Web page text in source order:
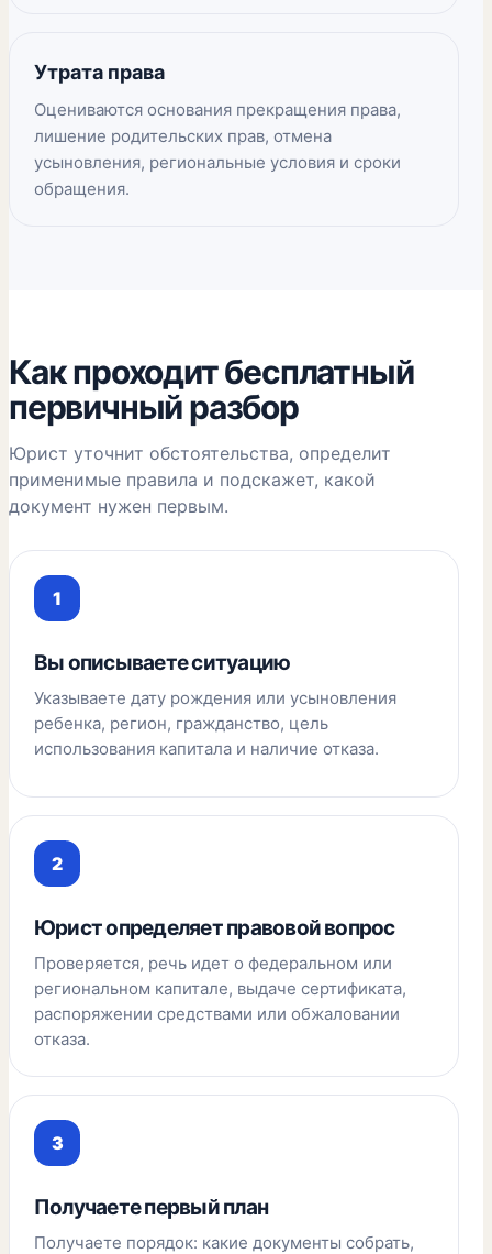
Утрата права
Оцениваются основания прекращения права,
лишение родительских прав, отмена
усыновления, региональные условия и сроки
обращения.
Как проходит бесплатный
первичный разбор
Юрист уточнит обстоятельства, определит
применимые правила и подскажет, какой
документ нужен первым.
Вы описываете ситуацию
Указываете дату рождения или усыновления
ребенка, регион, гражданство, цель
использования капитала и наличие отказа.
Юрист определяет правовой вопрос
Проверяется, речь идет о федеральном или
региональном капитале, выдаче сертификата,
распоряжении средствами или обжаловании
отказа.
Получаете первый план
Получаете порядок: какие документы собрать,